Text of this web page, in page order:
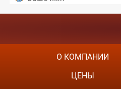
О КОМПАНИИ
ЦЕНЫ